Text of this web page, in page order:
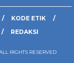
KODE ETIK
REDAKSI
RIGHTS RESERVED